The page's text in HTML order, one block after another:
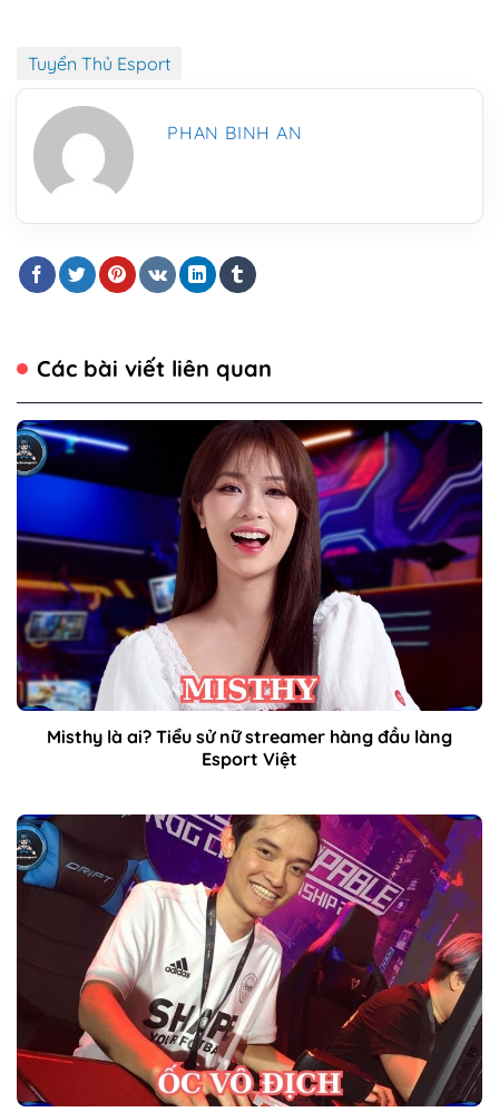
Tuyển Thủ Esport
PHAN BINH AN
Các bài viết liên quan
Misthy là ai? Tiểu sử nữ streamer hàng đầu làng
Esport Việt